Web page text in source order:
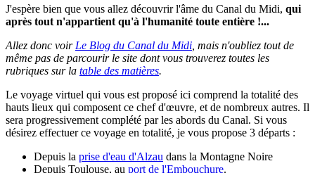
J'espère bien que vous allez découvrir l'âme du Canal du Midi, qui
après tout n'appartient qu'à l'humanité toute entière !...
Allez donc voir Le Blog du Canal du Midi , mais n'oubliez tout de
même pas de parcourir le site dont vous trouverez toutes les
rubriques sur la table des matières.
Le voyage virtuel qui vous est proposé ici comprend la totalité des
hauts lieux qui composent ce chef d'œuvre, et de nombreux autres. Il
sera progressivement complété par les abords du Canal. Si vous
désirez effectuer ce voyage en totalité, je vous propose 3 départs :
Depuis la prise d'eau d'Alzau dans la Montagne Noire
Depuis Toulouse, au port de l'Embouchure.